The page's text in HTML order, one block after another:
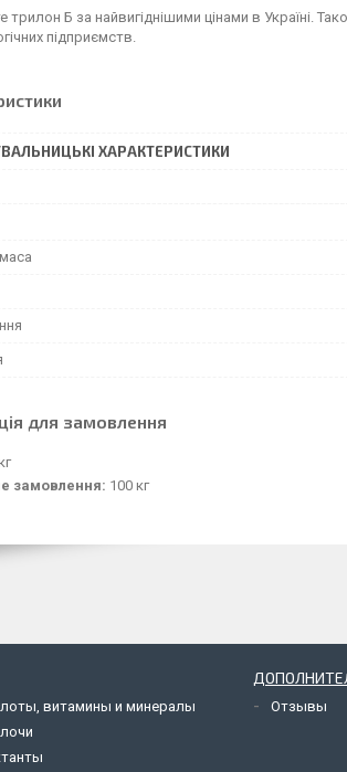
трилон Б за найвигіднішими цінами в Україні.
підприємств.
ХАРАКТЕРИСТИКИ
для замовлення
замовлення: 100 кг
витамины и минералы
Отзывы